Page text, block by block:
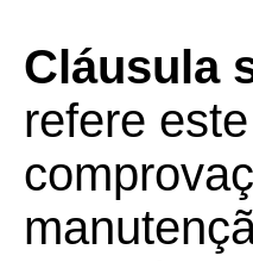
Cláusula
refere